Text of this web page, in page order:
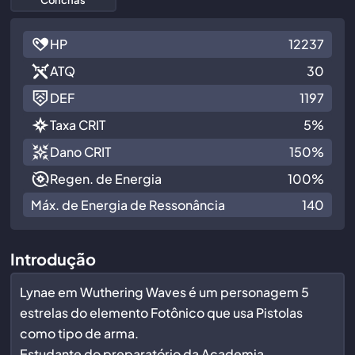
HP
12237
ATQ
30
DEF
1197
Taxa CRIT
5%
Dano CRIT
150%
Regen. de Energia
100%
Máx. de Energia de Ressonância
140
Introdução
Lynae em Wuthering Waves é um personagem 5
estrelas do elemento Fotônico que usa Pistolas
como tipo de arma.